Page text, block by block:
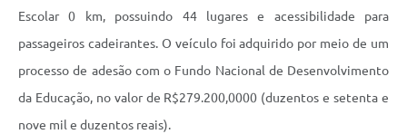
Escolar 0 km, possuindo 44 lugares e acessibilidade para
passageiros cadeirantes. O veículo foi adquirido por meio de um
processo de adesão com o Fundo Nacional de Desenvolvimento
da Educação, no valor de R$279.200,0000 (duzentos e setenta e
nove mil e duzentos reais).